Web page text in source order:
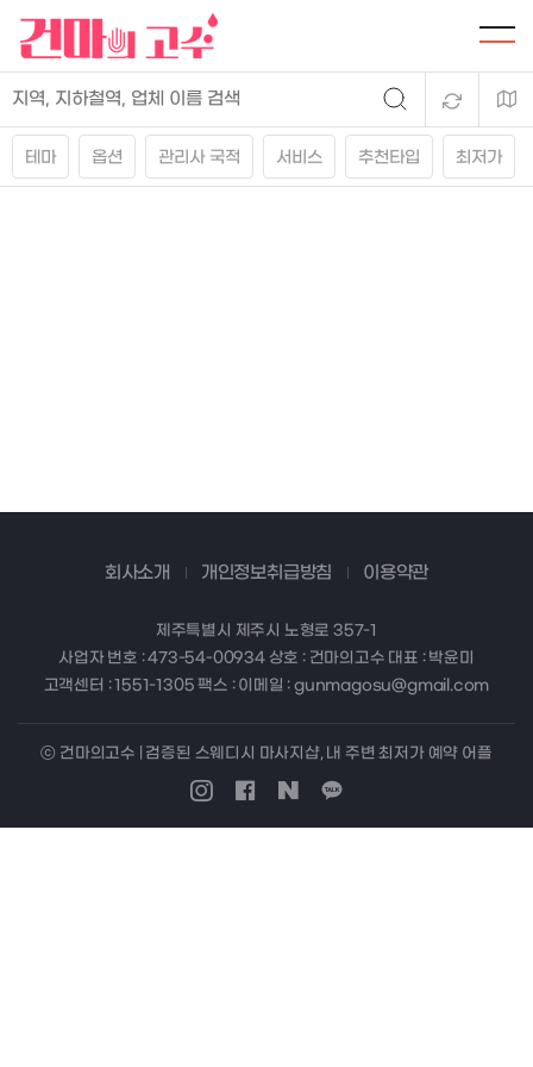
테마 옵션 관리사 국적 서비스 추천타입 최저가
회사소개 개인정보취급방침 이용약관
제주특별시 제주시 노형로 357-1
사업자 번호 : 473-54-00934 상호 : 건마의고수 대표 : 박윤미
고객센터 : 1551-1305 팩스 : 이메일 : gunmagosu@gmail.com
ⓒ 건마의고수 | 검증된 스웨디시 마사지샵, 내 주변 최저가 예약 어플